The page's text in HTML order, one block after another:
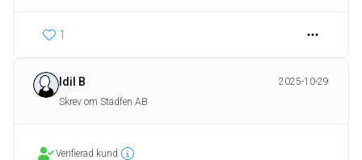
1
Idil B
2025-10-29
Skrev om Städfen AB
Verifierad kund